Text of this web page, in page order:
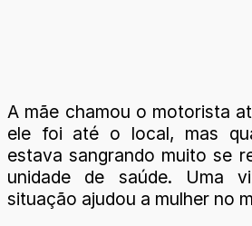
A mãe chamou o motorista
ele foi até o local, mas
estava sangrando muito se
unidade de saúde. Uma
situação ajudou a mulher no